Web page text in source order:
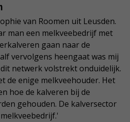
van Roomen uit Leusden.
man een melkveebedrijf met
gaan naar de
vervolgens heengaat was mij
netwerk volstrekt onduidelijk.
de enige melkveehouder. Het
hoe de kalveren bij de
gehouden. De kalversector